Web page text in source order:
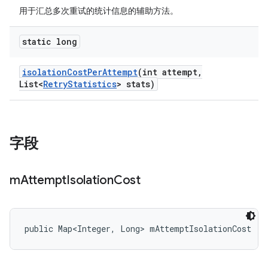
用于汇总多次重试的统计信息的辅助方法。
static long
isolationCostPerAttempt(int attempt,
List<RetryStatistics> stats)
字段
mAttemptIsolationCost
public Map<Integer, Long> mAttemptIsolationCost